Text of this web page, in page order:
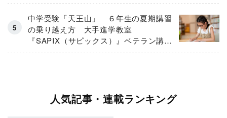
が「保護者のお悩み」にガチ回答！
中学受験「天王山」 ６年生の夏期講習
の乗り越え方 大手進学教室
『SAPIX（サピックス）』ベテラン講師
が伝授
人気記事・連載ランキング